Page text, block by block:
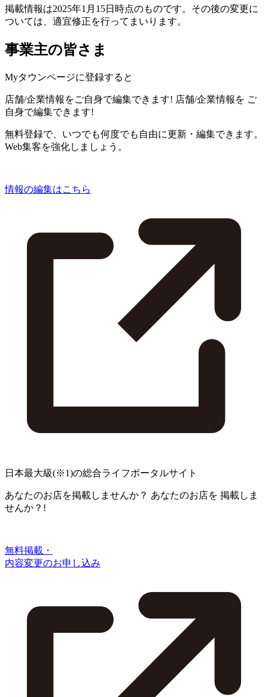
掲載情報は2025年1月15日時点のものです。その後の変更に
ついては、適宜修正を行ってまいります。
事業主の皆さま
Myタウンページに登録すると
店舗/企業情報をご自身で編集できます! 店舗/企業情報を ご
自身で編集できます!
無料登録で、いつでも何度でも自由に更新・編集できます。
Web集客を強化しましょう。
情報の編集はこちら
日本最大級(※1)の総合ライフポータルサイト
あなたのお店を掲載しませんか？ あなたのお店を 掲載しま
せんか？!
無料掲載・
内容変更のお申し込み